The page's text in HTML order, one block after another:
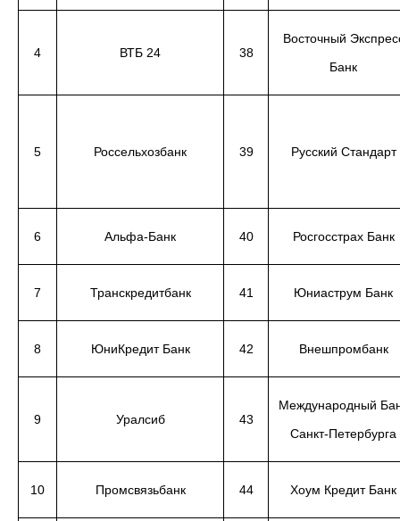
4 ВТБ 24 38
Восточный
Банк
5 Россельхозбанк 39 Русский Стандарт
6 Альфа-Банк 40 Росгосстрах Банк
7 Транскредитбанк 41 Юниаструм Банк
8 ЮниКредит Банк 42 Внешпромбанк
9 Уралсиб 43
Международный
Санкт-Петербурга
10 Промсвязьбанк 44 Хоум Кредит Банк